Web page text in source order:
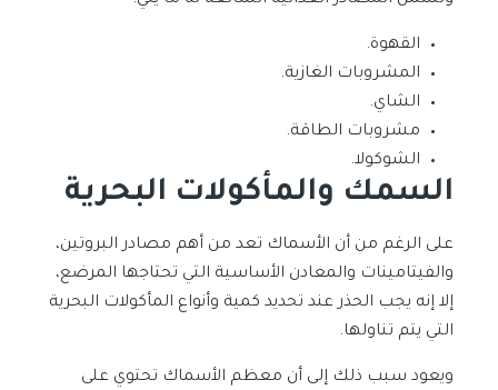
القهوة.
المشروبات الغازية.
الشاي.
مشروبات الطاقة.
الشوكولا.
السمك والمأكولات البحرية
على الرغم من أن الأسماك تعد من أهم مصادر البروتين،
والفيتامينات والمعادن الأساسية التي تحتاجها المرضع،
إلا إنه يجب الحذر عند تحديد كمية وأنواع المأكولات البحرية
التي يتم تناولها.
ويعود سبب ذلك إلى أن معظم الأسماك تحتوي على